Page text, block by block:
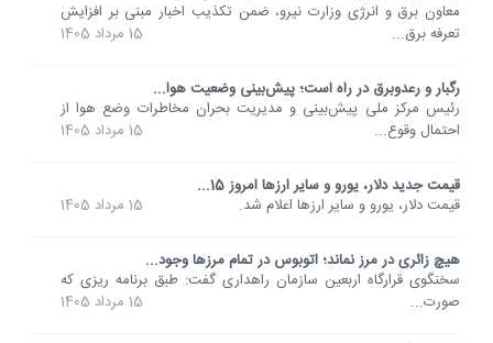
معاون برق و انرژی وزارت نیرو، ضمن تکذیب اخبار مبنی بر افزایش
تعرفه برق...
15 مرداد 1405
رگبار و رعدوبرق در راه است؛ پیش‌بینی وضعیت هوا...
رئیس مرکز ملی پیش‌بینی و مدیریت بحران مخاطرات وضع هوا از
احتمال وقوع...
15 مرداد 1405
قیمت جدید دلار، یورو و سایر ارزها امروز 15...
قیمت دلار، یورو و سایر ارزها اعلام شد.
15 مرداد 1405
هیچ زائری در مرز نماند؛ اتوبوس در تمام مرزها وجود...
سخنگوی قرارگاه اربعین سازمان راهداری گفت: طبق برنامه ریزی که
صورت...
15 مرداد 1405